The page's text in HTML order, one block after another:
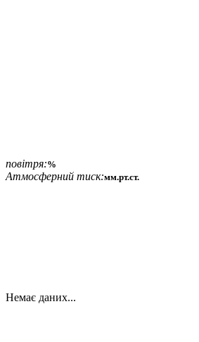
повітря:%
Атмосферний тиск:мм.рт.ст.
Немає даних...